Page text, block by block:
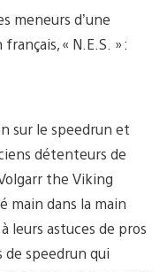
meneurs d’une
« N.E.S. » :
sur le speedrun et
détenteurs de
the Viking
main dans la main
leurs astuces de pros
de speedrun qui